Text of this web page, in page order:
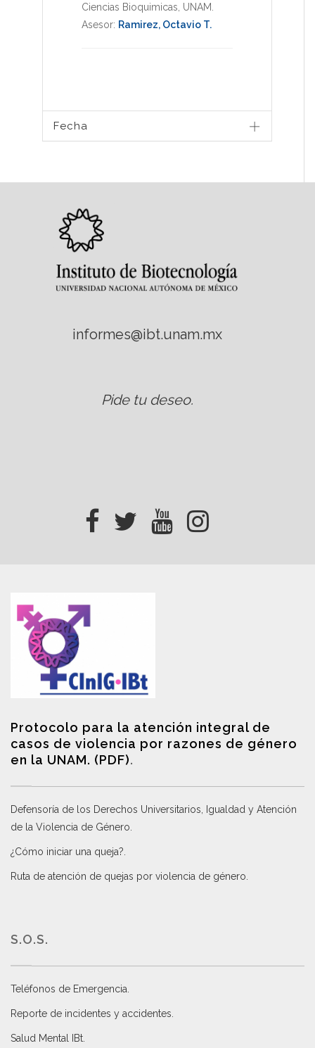
Ciencias Bioquimicas UNAM
Asesor: Ramirez, Octavio T.
Fecha
informes@ibt.unam.mx
Pide tu deseo.
Protocolo para la atención integral de
casos de violencia por razones de género
en la UNAM. (PDF).
Defensoría de los Derechos Universitarios, Igualdad y Atención
de la Violencia de Género
¿Cómo iniciar una queja?
Ruta de atención de quejas por violencia de género
S.O.S.
Teléfonos de Emergencia.
Reporte de incidentes y accidentes
Salud Mental IBt